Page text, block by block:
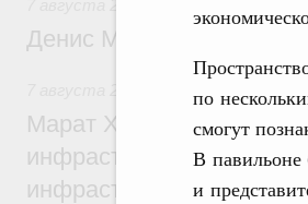
по
смогут
В павильоне
и
Денис Мантуров
Марат Хуснуллин: 15
инфраструктуры
инфраструктурным